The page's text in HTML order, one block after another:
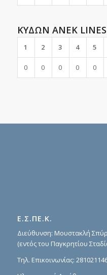
ΚΥΔΩΝ ANEK LINES
1 2 3 4 5
0 0 0 0 0
Ε.Σ.ΠΕ.Κ.
Διεύθυνση: Μουστακλή
(εντός του Παγκρητίου
Τηλ. Επικοινωνίας: